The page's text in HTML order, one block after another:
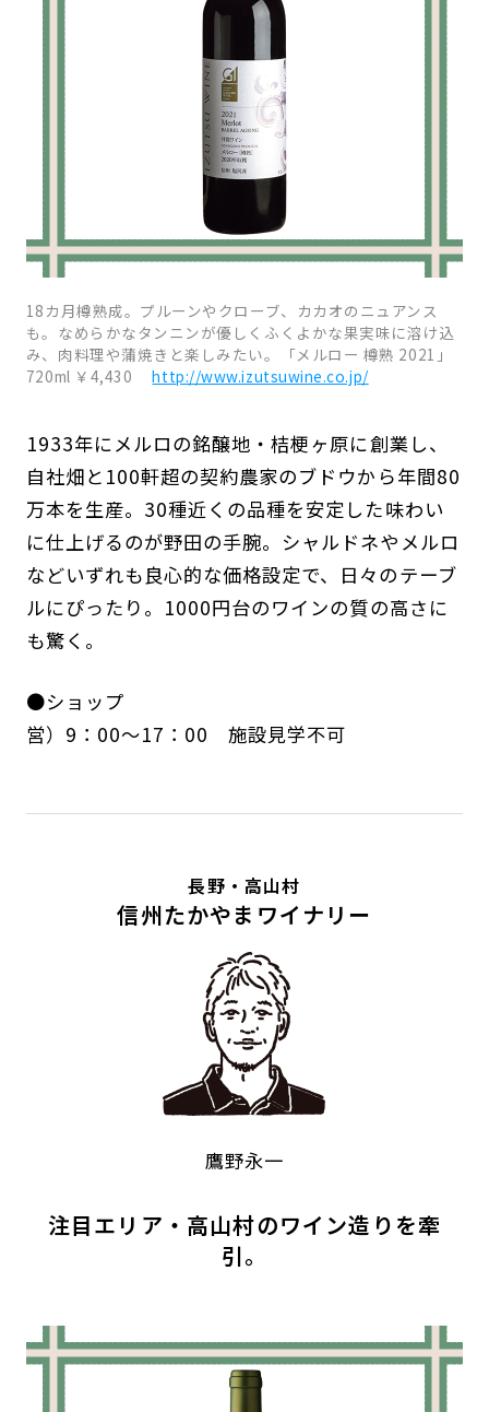
18カ月樽熟成。プルーンやクローブ、カカオのニュアンス
も。なめらかなタンニンが優しくふくよかな果実味に溶け込
み、肉料理や蒲焼きと楽しみたい。「メルロー 樽熟 2021」
720ml ￥4,430http://www.izutsuwine.co.jp/
1933年にメルロの銘醸地・桔梗ヶ原に創業し、
自社畑と100軒超の契約農家のブドウから年間80
万本を生産。30種近くの品種を安定した味わい
に仕上げるのが野田の手腕。シャルドネやメルロ
などいずれも良心的な価格設定で、日々のテーブ
ルにぴったり。1000円台のワインの質の高さに
も驚く。
●ショップ
営）9：00～17：00 施設見学不可
長野・高山村
信州たかやまワイナリー
鷹野永一
注目エリア・高山村のワイン造りを牽
引。